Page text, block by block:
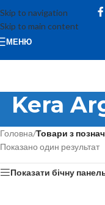
Skip to navigation
Skip to main content
МЕНЮ
Kera
Головна/Товари з
Показано один результат
Показати бічну